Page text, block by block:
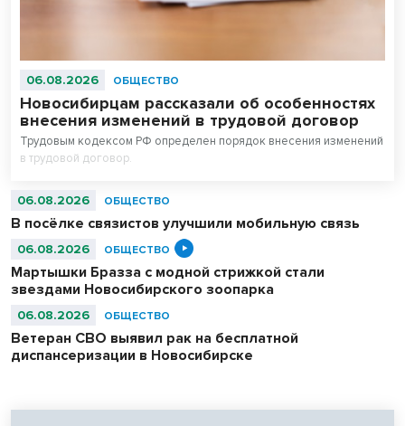
06.08.2026 ОБЩЕСТВО
Новосибирцам рассказали об особенностях
внесения изменений в трудовой договор
Трудовым кодексом РФ определен порядок внесения изменений
в трудовой договор.
06.08.2026 ОБЩЕСТВО
В посёлке связистов улучшили мобильную связь
06.08.2026 ОБЩЕСТВО
Мартышки Бразза с модной стрижкой стали
звездами Новосибирского зоопарка
06.08.2026 ОБЩЕСТВО
Ветеран СВО выявил рак на бесплатной
диспансеризации в Новосибирске